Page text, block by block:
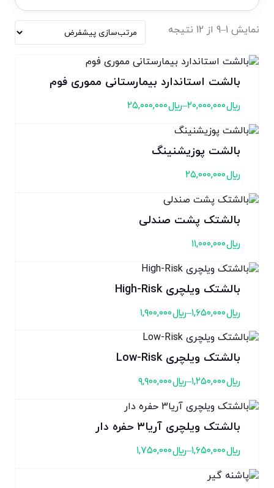
نمایش 1–9 از 12 نتیجه
بالشت استاندارد بیمارستانی مموری فوم
﷼۲۰,۰۰۰,۰۰۰–﷼۲۵,۰۰۰,۰۰۰
بالشت پوزیشنینگ
﷼۲۵,۰۰۰,۰۰۰
بالشتک پشت صندلی
﷼۱۱,۰۰۰,۰۰۰
بالشتک ویلچری High-Risk
﷼۱,۶۵۰,۰۰۰–﷼۱,۹۰۰,۰۰۰
بالشتک ویلچری Low-Risk
﷼۱,۲۵۰,۰۰۰–﷼۹,۹۰۰,۰۰۰
بالشتک ویلچری آریا۳ حفره دار
﷼۱,۶۵۰,۰۰۰–﷼۱,۷۵۰,۰۰۰